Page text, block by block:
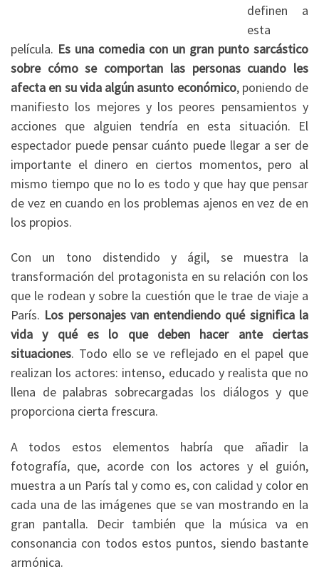
definen a
esta
película. Es una comedia con un gran punto sarcástico
sobre cómo se comportan las personas cuando les
afecta en su vida algún asunto económico, poniendo de
manifiesto los mejores y los peores pensamientos y
acciones que alguien tendría en esta situación. El
espectador puede pensar cuánto puede llegar a ser de
importante el dinero en ciertos momentos, pero al
mismo tiempo que no lo es todo y que hay que pensar
de vez en cuando en los problemas ajenos en vez de en
los propios.
Con un tono distendido y ágil, se muestra la
transformación del protagonista en su relación con los
que le rodean y sobre la cuestión que le trae de viaje a
París. Los personajes van entendiendo qué significa la
vida y qué es lo que deben hacer ante ciertas
situaciones. Todo ello se ve reflejado en el papel que
realizan los actores: intenso, educado y realista que no
llena de palabras sobrecargadas los diálogos y que
proporciona cierta frescura.
A todos estos elementos habría que añadir la
fotografía, que, acorde con los actores y el guión,
muestra a un París tal y como es, con calidad y color en
cada una de las imágenes que se van mostrando en la
gran pantalla. Decir también que la música va en
consonancia con todos estos puntos, siendo bastante
armónica.